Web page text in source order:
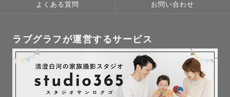
よくある質問 お問い合わせ
ラブグラフが運営するサービス